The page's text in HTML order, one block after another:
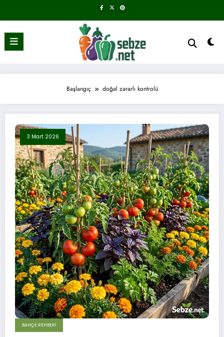
Başlangıç doğal zararlı kontrolü
3 Mart 2026
BAHÇE REHBERI